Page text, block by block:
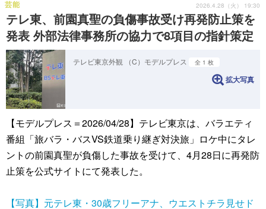
テレ東、前園真聖の負傷事故受け再発防止策を
発表 外部法律事務所の協力で8項目の指針策定
芸能 2026.4.28（火） 19:30
テレビ東京外観 （C）モデルプレス 全 1 枚
拡大写真
【モデルプレス＝2026/04/28】テレビ東京は、バラエティ
番組「旅バラ・バスVS鉄道乗り継ぎ対決旅」ロケ中にタレ
ントの前園真聖が負傷した事故を受けて、4月28日に再発防
止策を公式サイトにて発表した。
【写真】元テレ東・30歳フリーアナ、ウエストチラ見せド